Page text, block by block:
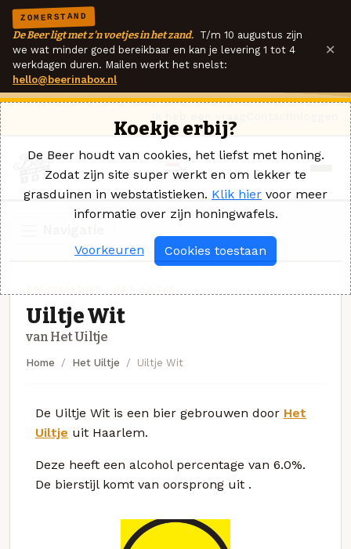
ZOMERSTAND
De Beer ligt met z'n voetjes in het zand. T/m 10 augustus zijn
we wat minder goed bereikbaar en kan je levering 1 tot 4
werkdagen duren. Mailen werkt het snelst:
hello@beerinabox.nl
×
Uiltje Wit
van Het Uiltje
Home Het Uiltje Uiltje Wit
De Uiltje Wit is een bier gebrouwen door Het
Uiltje uit Haarlem.
Deze heeft een alcohol percentage van 6.0%.
De bierstijl komt van oorsprong uit .
Koekje erbij?
De Beer houdt van cookies, het liefst met honing.
Zodat zijn site super werkt en om lekker te
grasduinen in webstatistieken. Klik hier voor meer
informatie over zijn honingwafels.
Voorkeuren Cookies toestaan